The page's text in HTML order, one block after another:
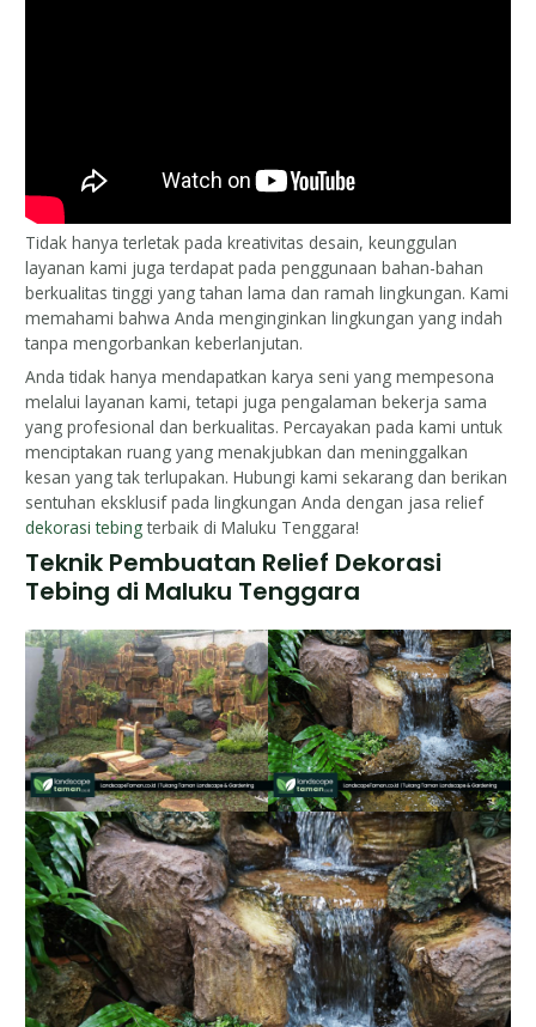
Tidak hanya terletak pada kreativitas desain, keunggulan
layanan kami juga terdapat pada penggunaan bahan-bahan
berkualitas tinggi yang tahan lama dan ramah lingkungan. Kami
memahami bahwa Anda menginginkan lingkungan yang indah
tanpa mengorbankan keberlanjutan.
Anda tidak hanya mendapatkan karya seni yang mempesona
melalui layanan kami, tetapi juga pengalaman bekerja sama
yang profesional dan berkualitas. Percayakan pada kami untuk
menciptakan ruang yang menakjubkan dan meninggalkan
kesan yang tak terlupakan. Hubungi kami sekarang dan berikan
sentuhan eksklusif pada lingkungan Anda dengan jasa relief
dekorasi tebing terbaik di Maluku Tenggara!
Teknik Pembuatan Relief Dekorasi
Tebing di Maluku Tenggara